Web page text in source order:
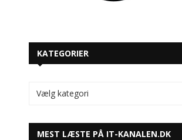
KATEGORIER
MEST LÆSTE PÅ IT-KANALEN.DK